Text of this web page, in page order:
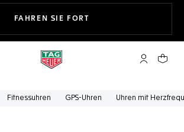
FAHREN SIE FORTMIT DER NAVIGATION
My TAG
Ihr